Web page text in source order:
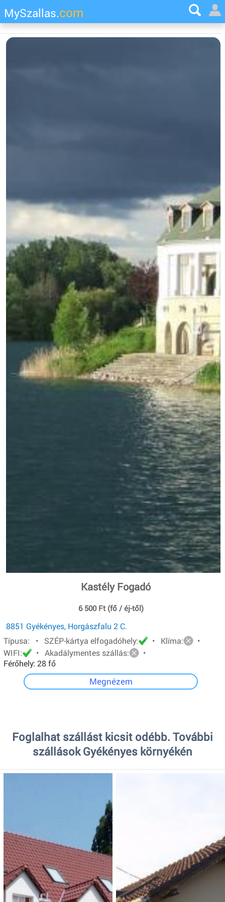
MySzallas.com
Kastély Fogadó
6 500 Ft (fő / éj-től)
8851 Gyékényes, Horgászfalu 2 C.
Típusa: • SZÉP-kártya elfogadóhely:
• Klíma:
•
WIFI:
• Akadálymentes szállás:
•
Férőhely: 28 fő
Megnézem
Foglalhat szállást kicsit odébb. További
szállások Gyékényes környékén